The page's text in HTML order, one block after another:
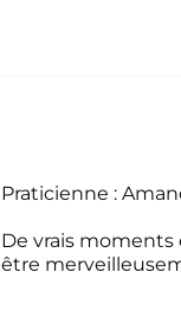
Praticienne :
De vrais
être